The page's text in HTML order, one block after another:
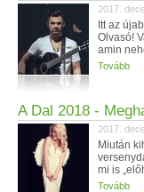
2017.
Itt az
Olvasó!
amin
Tovább
A Dal 2018 -
2017.
Miután
mi is
Tovább